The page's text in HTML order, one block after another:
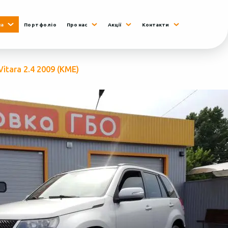
Портфоліо Про нас Акції Контакти
2.4 2009 (КМЕ)